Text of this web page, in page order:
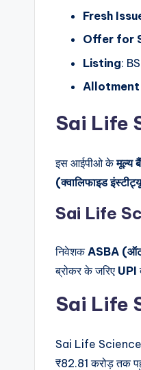
Fresh
Offer for
Listing:
Sai Life
इस आईपीओ केमूल्य
(क्वालिफाइड
Sai Life
निवेशकASBA
ब्रोकर के जरिए UPI
Sai Life
Sai Life Sciences
₹82.81 करोड़ तक